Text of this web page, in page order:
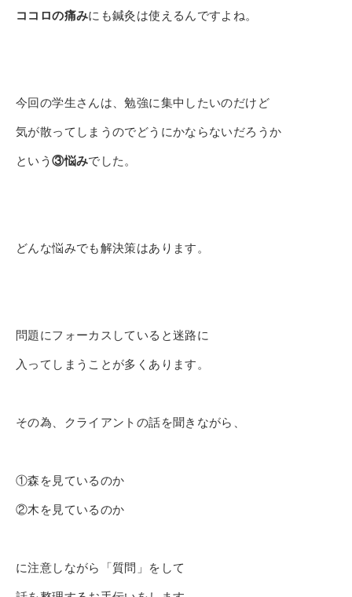
ココロの痛みにも鍼灸は使えるんですよね。
今回の学生さんは、勉強に集中したいのだけど
気が散ってしまうのでどうにかならないだろうか
という③悩みでした。
どんな悩みでも解決策はあります。
問題にフォーカスしていると迷路に
入ってしまうことが多くあります。
その為、クライアントの話を聞きながら、
①森を見ているのか
②木を見ているのか
に注意しながら「質問」をして